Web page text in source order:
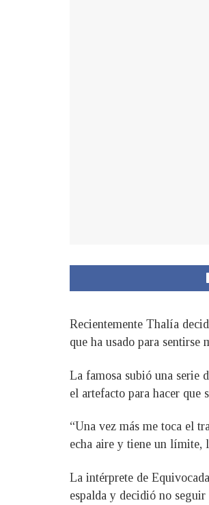
Recientemente Thalía
que ha usado para sentirse
La famosa subió una serie
el artefacto para hacer que
“Una vez más me toca el
echa aire y tiene un límite,
La intérprete de
espalda y decidió no